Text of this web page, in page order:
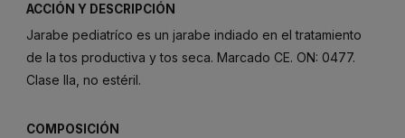
ACCIÓN Y DESCRIPCIÓN
Jarabe pediatríco es un jarabe indiado en el tratamiento
de la tos productiva y tos seca. Marcado CE. ON: 0477.
Clase IIa, no estéril.
COMPOSICIÓN